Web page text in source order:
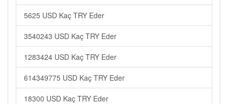
5625 USD Kaç TRY Eder
3540243 USD Kaç TRY Eder
1283424 USD Kaç TRY Eder
614349775 USD Kaç TRY Eder
18300 USD Kaç TRY Eder